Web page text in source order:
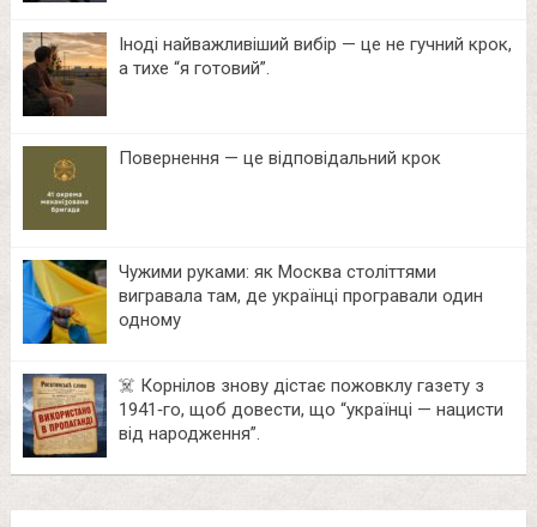
Іноді найважливіший вибір — це не гучний крок,
а тихе “я готовий”.
Повернення — це відповідальний крок
Чужими руками: як Москва століттями
вигравала там, де українці програвали один
одному
☠️ Корнілов знову дістає пожовклу газету з
1941‑го, щоб довести, що “українці — нацисти
від народження”.